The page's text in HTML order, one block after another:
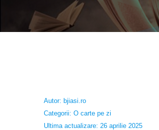
Autor: bjiasi.ro
Categorii: O carte pe zi
Ultima actualizare: 26 aprilie 2025